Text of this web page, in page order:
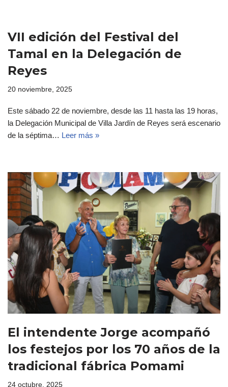
VII edición del Festival del
Tamal en la Delegación de
Reyes
20 noviembre, 2025
Este sábado 22 de noviembre, desde las 11 hasta las 19 horas,
la Delegación Municipal de Villa Jardín de Reyes será escenario
de la séptima… Leer más »
El intendente Jorge acompañó
los festejos por los 70 años de la
tradicional fábrica Pomami
24 octubre, 2025